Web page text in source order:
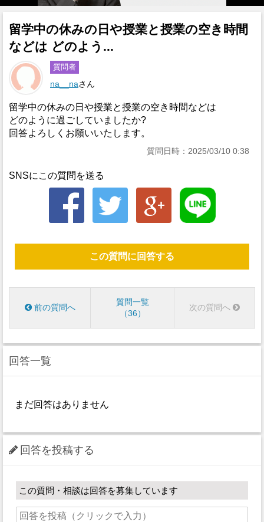
留学中の休みの日や授業と授業の空き時間
などは どのよう...
質問者
na__naさん
留学中の休みの日や授業と授業の空き時間などは
どのように過ごしていましたか?
回答よろしくお願いいたします。
質問日時：2025/03/10 0:38
SNSにこの質問を送る
この質問に回答する
前の質問へ
質問一覧
36
次の質問へ
回答一覧
まだ回答はありません
回答を投稿する
この質問・相談は回答を募集しています